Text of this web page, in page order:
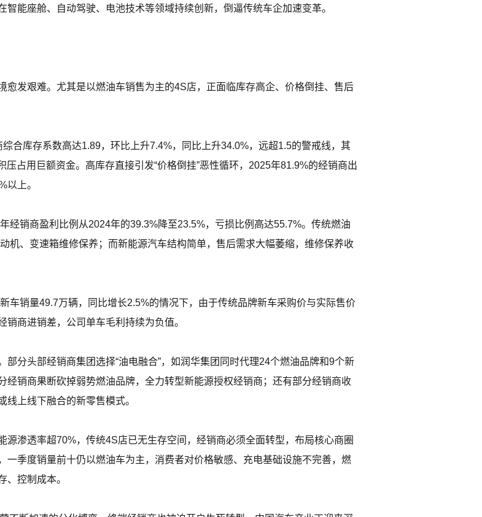
能座舱、自动驾驶、电池技术等领域持续创新，倒逼传统车企加速变革。
愈发艰难。尤其是以燃油车销售为主的4S店，正面临库存高企、价格倒挂、售后
合库存系数高达1.89，环比上升7.4%，同比上升34.0%，远超1.5的警戒线，其
占用巨额资金。高库存直接引发“价格倒挂”恶性循环，2025年81.9%的经销商出
以上。
经销商盈利比例从2024年的39.3%降至23.5%，亏损比例高达55.7%。传统燃油
机、变速箱维修保养；而新能源汽车结构简单，售后需求大幅萎缩，维修保养收
车销量49.7万辆，同比增长2.5%的情况下，由于传统品牌新车采购价与实际售价
商进销差，公司单车毛利持续为负值。
分头部经销商集团选择“油电融合”，如润华集团同时代理24个燃油品牌和9个新
经销商果断砍掉弱势燃油品牌，全力转型新能源授权经销商；还有部分经销商收
上线下融合的新零售模式。
源渗透率超70%，传统4S店已无生存空间，经销商必须全面转型，布局核心商圈
一季度销量前十仍以燃油车为主，消费者对价格敏感、充电基础设施不完善，燃
、控制成本。